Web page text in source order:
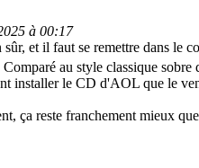
à 00:17
et il faut se remettre dans le
Comparé au style classique
installer le CD d'AOL que le
ça reste franchement mieux